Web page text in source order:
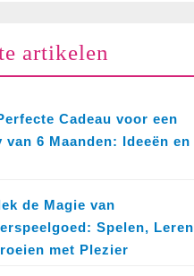
artikelen
Cadeau voor een
van 6 Maanden: Ideeën en
de Magie van
Spelen, Leren
met Plezier